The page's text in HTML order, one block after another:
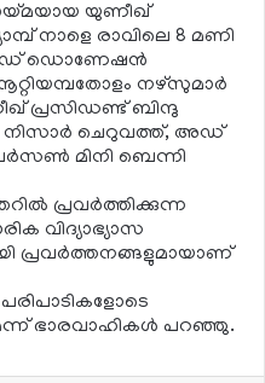
യുണീഖ്
നാളെ രാവിലെ 8 മണി
ഡൊണേഷന്‍
നഴ്‌സുമാര്‍
പ്രസിഡണ്ട് ബിന്ദു
നിസാര്‍ ചെറുവത്ത്, അഡ്
മിനി ബെന്നി
പ്രവര്‍ത്തിക്കുന്ന
വിദ്യാഭ്യാസ
പ്രവര്‍ത്തനങ്ങളുമായാണ്
ഭാരവാഹികള്‍ പറഞ്ഞു.